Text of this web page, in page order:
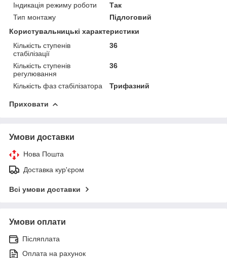
Індикація режиму роботи
Так
Тип монтажу
Підлоговий
Користувальницькі характеристики
Кількість ступенів
стабілізації
36
Кількість ступенів
регулювання
36
Кількість фаз стабілізатора Трифазний
Приховати
Умови доставки
Нова Пошта
Доставка кур'єром
Всі умови доставки
Умови оплати
Післяплата
Оплата на рахунок